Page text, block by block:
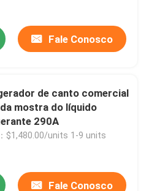
Fale Conosco
de canto comercial
mostra do líquido
290A
$1,480.00/units 1-9 units
Fale Conosco